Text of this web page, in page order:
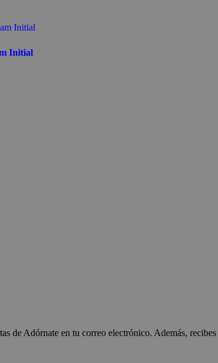
Initial
de Adórnate en tu correo electrónico. Además, recibes